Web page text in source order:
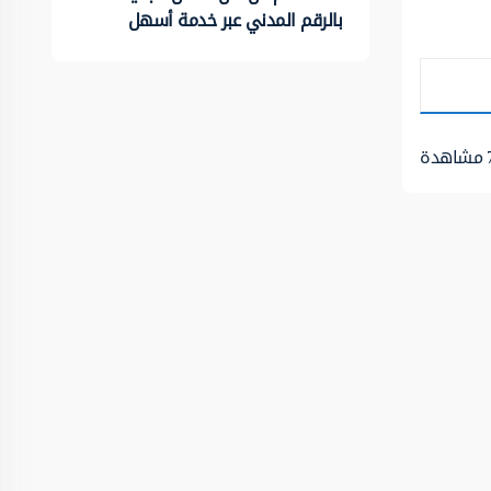
مشاهدة
بالرقم المدني عبر خدمة أسهل